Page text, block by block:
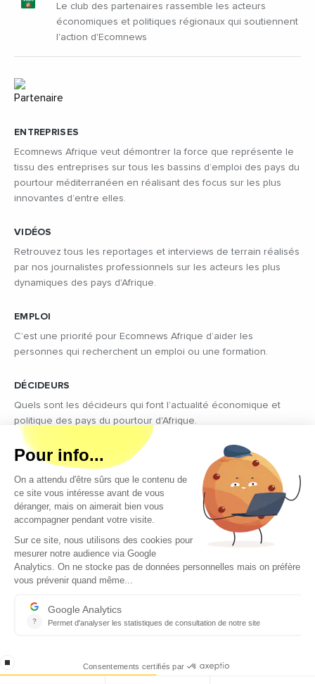
ENTREPRISES
Ecomnews Afrique veut démontrer la force que représente le
tissu des entreprises sur tous les bassins d’emploi des pays du
pourtour méditerranéen en réalisant des focus sur les plus
innovantes d’entre elles.
VIDÉOS
Retrouvez tous les reportages et interviews de terrain réalisés
par nos journalistes professionnels sur les acteurs les plus
dynamiques des pays d'Afrique.
EMPLOI
C’est une priorité pour Ecomnews Afrique d’aider les
personnes qui recherchent un emploi ou une formation.
DÉCIDEURS
Quels sont les décideurs qui font l’actualité économique et
politique des pays du pourtour d'Afrique.
Le club des partenaires rassemble les acteurs
économiques et politiques régionaux qui soutiennent
l'action d'Ecomnews
Copyright © 2026 - Tous droits réservés
Qui sommes-nous ?
Contact